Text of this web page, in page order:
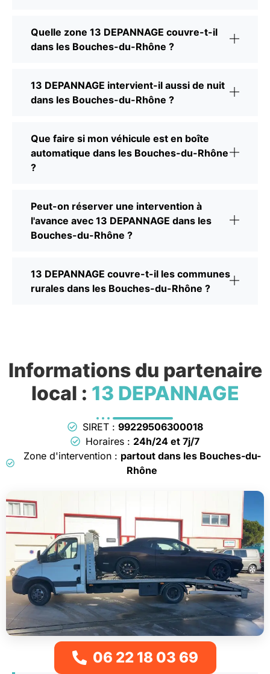
Quelle zone 13 DEPANNAGE couvre-t-il
dans les Bouches-du-Rhône ?
13 DEPANNAGE intervient-il aussi de nuit
dans les Bouches-du-Rhône ?
Que faire si mon véhicule est en boîte
automatique dans les Bouches-du-Rhône
?
Peut-on réserver une intervention à
l'avance avec 13 DEPANNAGE dans les
Bouches-du-Rhône ?
13 DEPANNAGE couvre-t-il les communes
rurales dans les Bouches-du-Rhône ?
Informations du partenaire
local : 13 DEPANNAGE
SIRET : 99229506300018
Horaires : 24h/24 et 7j/7
Zone d'intervention : partout dans les Bouches-du-
Rhône
06 22 18 03 69